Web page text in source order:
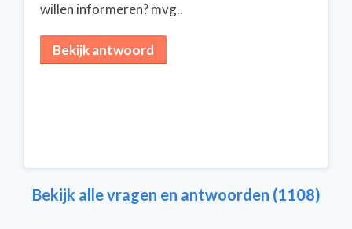
willen informeren? mvg..
Bekijk antwoord
Bekijk alle vragen en antwoorden (1108)